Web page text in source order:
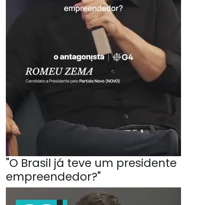
"O Brasil já teve um presidente
empreendedor?"